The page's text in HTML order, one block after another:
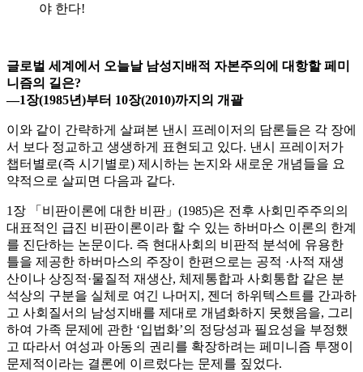
야 한다!
글로벌 세계에서 오늘날 남성지배적 자본주의에 대항할 페미
니즘의 길은?
―1장(1985년)부터 10장(2010)까지의 개괄
이와 같이 간략하게 살펴본 낸시 프레이저의 담론들은 각 장에
서 보다 정교하고 생생하게 표현되고 있다. 낸시 프레이저가
챕터별로(즉 시기별로) 제시하는 논지와 새로운 개념들을 요
약적으로 살피면 다음과 같다.
1장 「비판이론에 대한 비판」(1985)은 전후 사회민주주의의
대표적인 급진 비판이론이라 할 수 있는 하버마스 이론의 한계
를 진단하는 논문이다. 즉 현대사회의 비판적 분석에 유용한
틀을 제공한 하버마스의 주장이 한편으로는 공적 ·사적 재생
산이나 상징적·물질적 재생산, 체제통합과 사회통합 같은 분
석상의 구분을 실체로 여긴 나머지, 젠더 하위텍스트를 간과하
고 사회질서의 남성지배를 제대로 개념화하지 못했음을, 그리
하여 가족 문제에 관한 ‘입법화’의 정당성과 필요성을 부정했
고 따라서 여성과 아동의 권리를 확장하려는 페미니즘 투쟁이
문제적이라는 결론에 이르렀다는 문제를 짚었다.